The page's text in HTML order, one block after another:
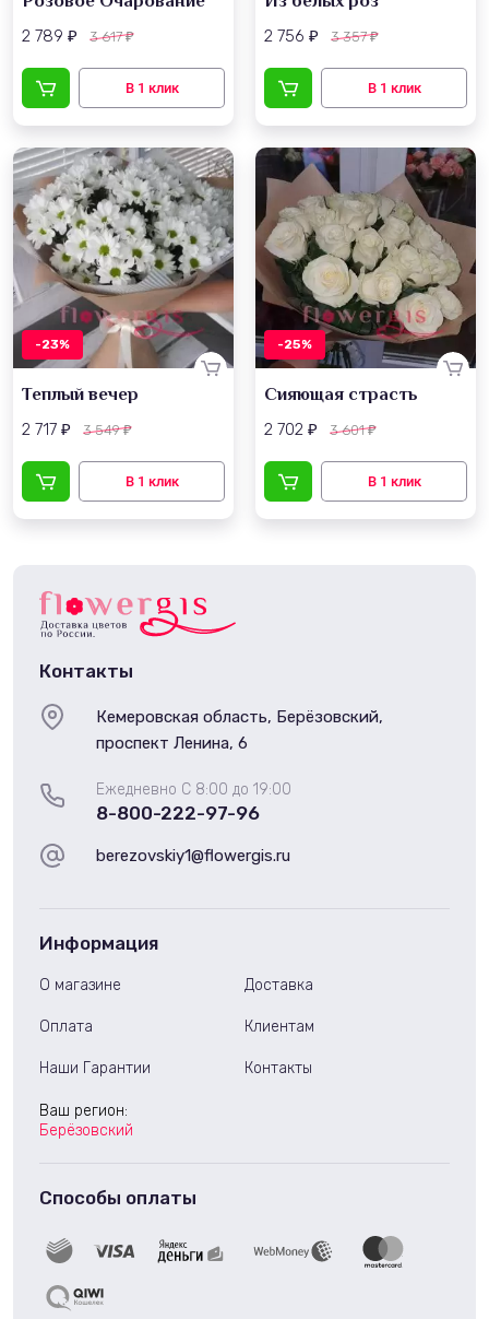
2 789 ₽ 3 617₽ 2 756 ₽ 3 357₽
-23%
Теплый вечер
2 717 ₽ 3 549₽
-25%
Сияющая страсть
2 702 ₽ 3 601₽
Контакты
Ежедневно С 8:00 до 19:00
8-800-222-97-96
Кемеровская область, Берёзовский,
проспект Ленина, 6
berezovskiy1@flowergis.ru
Информация
О магазине Доставка
Оплата Клиентам
Наши Гарантии Контакты
Ваш регион:
Берёзовский
Способы оплаты